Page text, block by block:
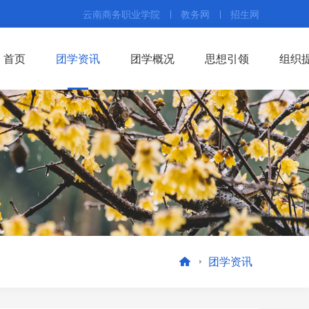
云南商务职业学院 教务网 招生网
首页 团学资讯 团学概况 思想引领 组织
团学资讯